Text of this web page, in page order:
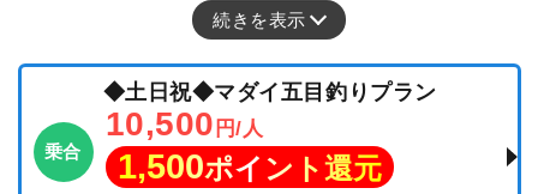
続きを表示
乗合
◆土日祝◆マダイ五目釣りプラン
10,500 円/人
1,500ポイント還元